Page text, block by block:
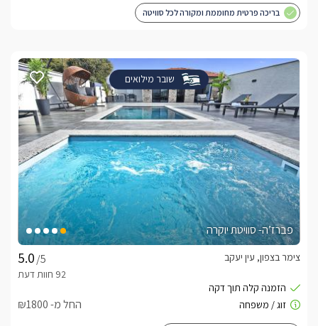
בריכה פרטית מחוממת ומקורה לכל סוויטה
שובר מילואים
פברז’ה- סוויטת יוקרה
/5
צימר בצפון, עין יעקב
החל מ- ₪1800